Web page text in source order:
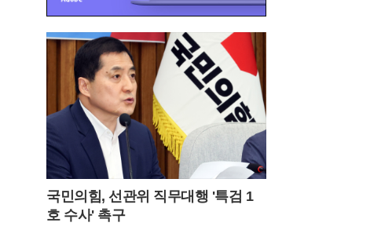
이 형성되었고, 이는 오히려 돌리네의 탁 트
덕에 홀로 서 있는 나무 한 그루는 광활한 초
원 위에서 보석처럼 빛나며 사진 작가들과
젊은 층의 출사 포인트로 사랑받고 있다.이
곳의 날씨는 고지대 특유의 변화무쌍함을 간
직하고 있어 방문객들에게 매번 다른 감동을
선사한다. 맑은 날의 청량한 풍경도 일품이
지만, 갑작스럽게 골바람을 타고 밀려오는
운해는 돌리네를 순식간에 신비로운 안개 속
으로 밀어 넣는다. 구름에 휩싸인 물웅덩이
는 마치 전설 속의 성지처럼 경건한 분위기
를 자아내며 제주도의 삼성혈을 떠올리게 한
다. 여름철 이른 아침에 산을 오르면 억새 사
국민의힘, 선관위 직무대행 '특검 1
호 수사' 촉구